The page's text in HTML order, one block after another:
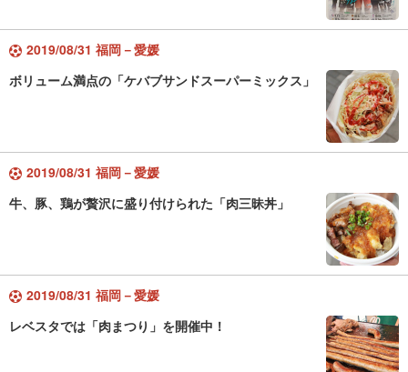
2019/08/31 福岡－愛媛
ボリューム満点の「ケバブサンドスーパーミックス」
2019/08/31 福岡－愛媛
牛、豚、鶏が贅沢に盛り付けられた「肉三昧丼」
2019/08/31 福岡－愛媛
レベスタでは「肉まつり」を開催中！